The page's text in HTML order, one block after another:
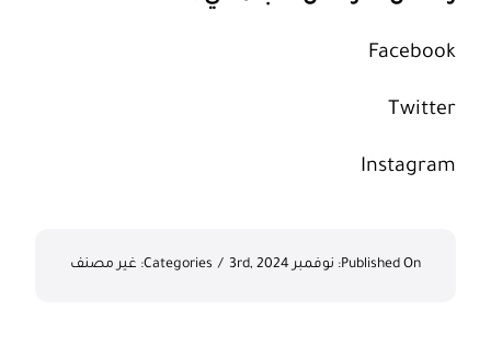
Facebook
Twitter
Instagram
Published On: نوفمبر 3rd, 2024 /
Categories: غير مصنف